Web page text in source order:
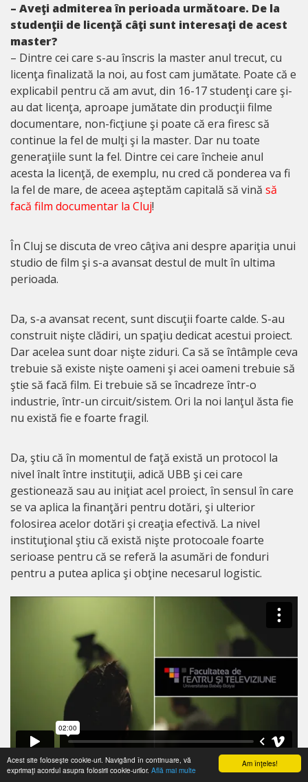
Am înţeles!
Acest site foloseşte cookie-uri. Navigând în continuare, vă
exprimaţi acordul asupra folosirii cookie-urilor. Află mai multe
– Aveţi admiterea în perioada următoare. De la
studenţii de licenţă câţi sunt interesaţi de acest
master?
– Dintre cei care s-au înscris la master anul trecut, cu
licenţa finalizată la noi, au fost cam jumătate. Poate că e
explicabil pentru că am avut, din 16-17 studenţi care şi-
au dat licenţa, aproape jumătate din producţii filme
documentare, non-ficţiune şi poate că era firesc să
continue la fel de mulţi şi la master. Dar nu toate
generaţiile sunt la fel. Dintre cei care încheie anul
acesta la licenţă, de exemplu, nu cred că ponderea va fi
la fel de mare, de aceea aşteptăm capitală să vină să
facă film documentar la Cluj!
În Cluj se discuta de vreo câţiva ani despre apariţia unui
studio de film şi s-a avansat destul de mult în ultima
perioada.
Da, s-a avansat recent, sunt discuţii foarte calde. S-au
construit nişte clădiri, un spaţiu dedicat acestui proiect.
Dar acelea sunt doar nişte ziduri. Ca să se întâmple ceva
trebuie să existe nişte oameni şi acei oameni trebuie să
ştie să facă film. Ei trebuie să se încadreze într-o
industrie, într-un circuit/sistem. Ori la noi lanţul ăsta fie
nu există fie e foarte fragil.
Da, ştiu că în momentul de faţă există un protocol la
nivel înalt între instituţii, adică UBB şi cei care
gestionează sau au iniţiat acel proiect, în sensul în care
se va aplica la finanţări pentru dotări, şi ulterior
folosirea acelor dotări şi creaţia efectivă. La nivel
instituţional ştiu că există nişte protocoale foarte
serioase pentru că se referă la asumări de fonduri
pentru a putea aplica şi obţine necesarul logistic.